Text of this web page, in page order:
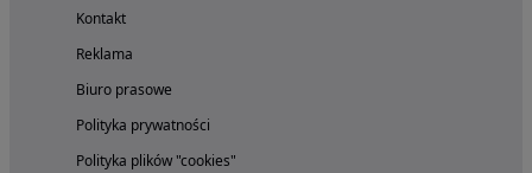
Kontakt
Reklama
Biuro prasowe
Polityka prywatności
Polityka plików "cookies"